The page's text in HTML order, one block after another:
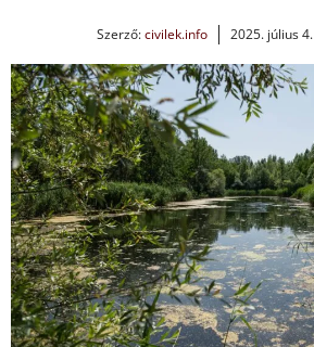
Szerző:civilek.info 2025. július 4.